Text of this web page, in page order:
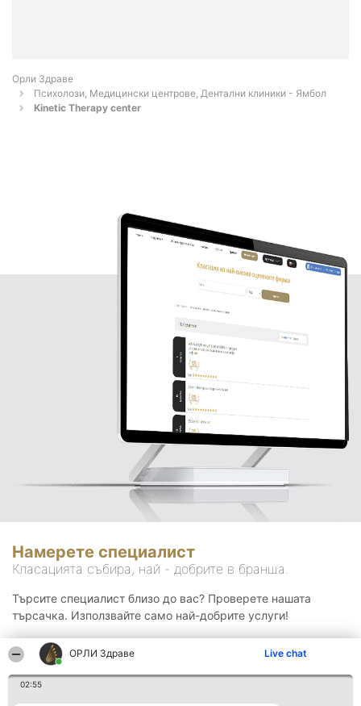
ОРЛИ Здраве Live chat
02:55
Орли Здраве
Психолози, Медицински центрове, Дентални клиники - Ямбол
Kinetic Therapy center
Намерете специалист
Класацията събира, най - добрите в бранша.
Търсите специалист близо до вас? Проверете нашата
търсачка. Използвайте само най-добрите услуги!